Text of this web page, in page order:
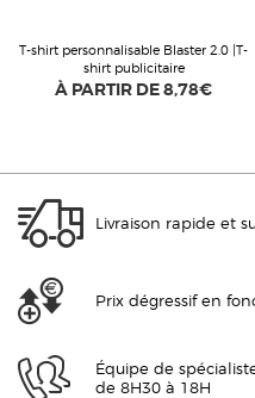
T-shirt personnalisable Blaster 2.0 |T-
shirt publicitaire
À PARTIR DE8,78€
Livraison rapide et
Prix dégressif en
Équipe de
de 8H30 à 18H